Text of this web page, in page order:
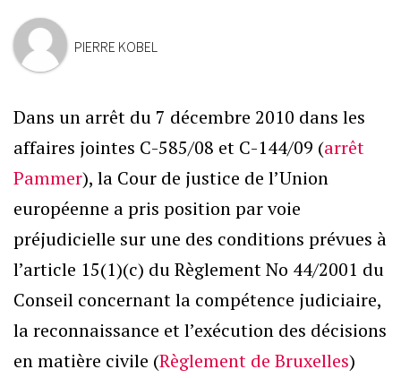
PIERRE KOBEL
Dans un arrêt du 7 décembre 2010 dans les
affaires jointes C-585/08 et C-144/09 (arrêt
Pammer), la Cour de justice de l’Union
européenne a pris position par voie
préjudicielle sur une des conditions prévues à
l’article 15(1)(c) du Règlement No 44/2001 du
Conseil concernant la compétence judiciaire,
la reconnaissance et l’exécution des décisions
en matière civile (Règlement de Bruxelles)